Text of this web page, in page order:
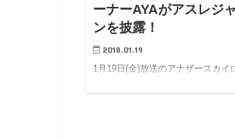
ーナーAYAがアスレジ
ンを披露！
2018.01.19
1月19日(金)放送のアナザースカイ